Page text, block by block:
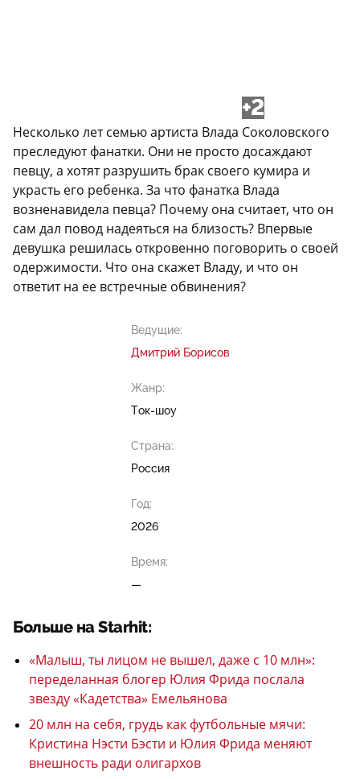
+2
Несколько лет семью артиста Влада Соколовского
преследуют фанатки. Они не просто досаждают
певцу, а хотят разрушить брак своего кумира и
украсть его ребенка. За что фанатка Влада
возненавидела певца? Почему она считает, что он
сам дал повод надеяться на близость? Впервые
девушка решилась откровенно поговорить о своей
одержимости. Что она скажет Владу, и что он
ответит на ее встречные обвинения?
Ведущие:
Дмитрий Борисов
Жанр:
Ток-шоу
Страна:
Россия
Год:
2026
Время:
—
Больше на Starhit:
«Малыш, ты лицом не вышел, даже с 10 млн»:
переделанная блогер Юлия Фрида послала
звезду «Кадетства» Емельянова
20 млн на себя, грудь как футбольные мячи:
Кристина Нэсти Бэсти и Юлия Фрида меняют
внешность ради олигархов